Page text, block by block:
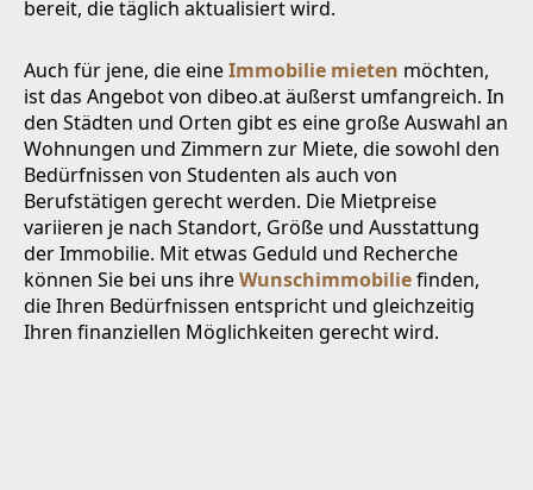
bereit, die täglich aktualisiert wird.
Auch für jene, die eineImmobilie mieten möchten,
ist das Angebot von dibeo.at äußerst umfangreich. In
den Städten und Orten gibt es eine große Auswahl an
Wohnungen und Zimmern zur Miete, die sowohl den
Bedürfnissen von Studenten als auch von
Berufstätigen gerecht werden. Die Mietpreise
variieren je nach Standort, Größe und Ausstattung
der Immobilie. Mit etwas Geduld und Recherche
können Sie bei uns ihreWunschimmobiliefinden,
die Ihren Bedürfnissen entspricht und gleichzeitig
Ihren finanziellen Möglichkeiten gerecht wird.